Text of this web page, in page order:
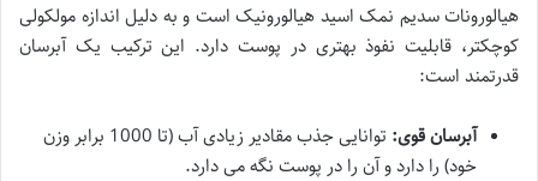
هیالورونات سدیم نمک اسید هیالورونیک است و به دلیل اندازه مولکولی
کوچکتر، قابلیت نفوذ بهتری در پوست دارد. این ترکیب یک آبرسان
قدرتمند است:
آبرسان قوی:
توانایی جذب مقادیر زیادی آب (تا 1000 برابر وزن
خود) را دارد و آن را در پوست نگه می دارد.